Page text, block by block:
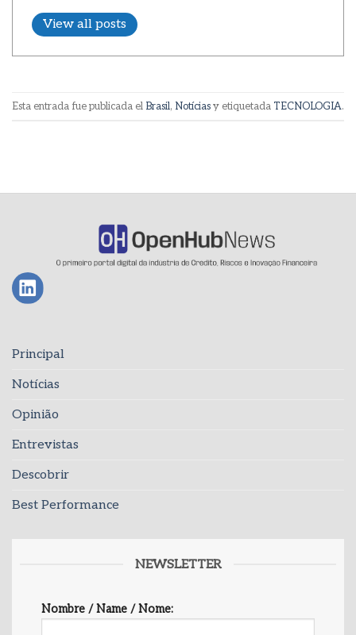
View all posts
Esta entrada fue publicada el Brasil, Notíciasy etiquetada TECNOLOGIA.
Principal
Notícias
Opinião
Entrevistas
Descobrir
Best Performance
NEWSLETTER
Nombre / Name / Nome: